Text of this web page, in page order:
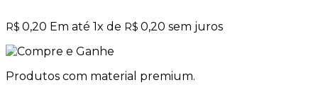
R$ 0,20 Em até 1x de R$ 0,20 sem juros
Produtos com material premium.